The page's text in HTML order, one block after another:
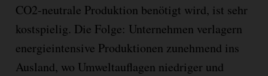
CO2-neutrale Produktion benötigt wird, ist sehr
kostspielig. Die Folge: Unternehmen verlagern
energieintensive Produktionen zunehmend ins
Ausland, wo Umweltauflagen niedriger und